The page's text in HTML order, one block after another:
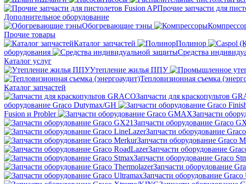
Прочие запчасти для
Дополнительное оборудование
Обогревающие тэны
Прочие товары
Каталог запчастей
Полинор
оборудования
Средства
Каталог услуг
Утепление жилья ППУ
Тепловизионная съемка
Каталог запчастей
Запчасти для краскопультов
оборудование Graco Dutymax/GH
Fusion и Probler
Запчасти
Запчасти оборудование Graco
Запчасти оборудование
Запчасти оборудование Graco
Запчасти оборудование
Запчасти оборудование Graco
Запчасти оборудование
Запчасти оборудование Graco